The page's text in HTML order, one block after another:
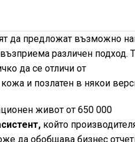
да предложат възможно
различен подход.
да се отличи от
и позлатен в някои
живот от 650 000
който
да обобщава бизнес